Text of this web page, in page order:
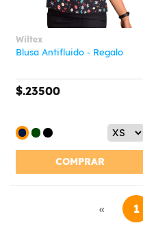
Wiltex
Blusa Antifluido - Regalo
$.23500
COMPRAR
« 1